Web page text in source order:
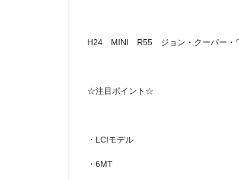
H24 MINI R55 ジョン・クーパー
☆注目ポイント☆
・LCIモデル
・6MT